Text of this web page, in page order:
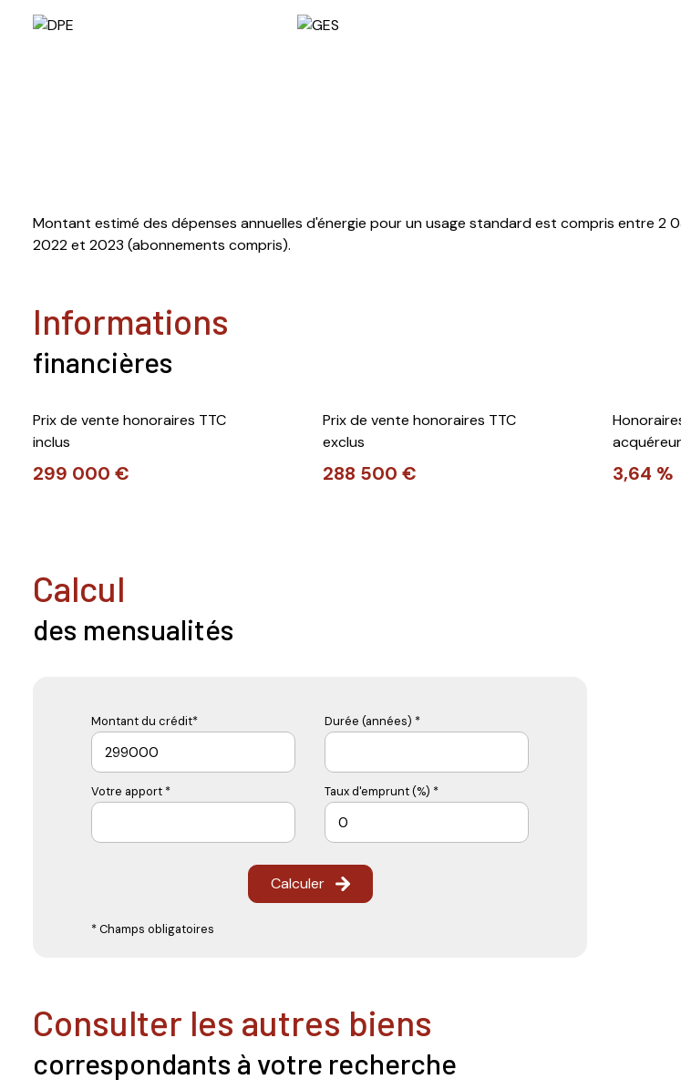
Montant estimé des dépenses annuelles d'énergie pour un usage standard est compris entre 2
2022 et 2023 (abonnements compris).
informations
financières
Prix de vente honoraires TTC
inclus
299 000 €
Prix de vente honoraires TTC
exclus
288 500 €
acquéreur
3,64 %
calcul
des mensualités
Montant du crédit* Durée (années) *
Votre apport * Taux d'emprunt (%) *
Calculer
* Champs obligatoires
consulter les autres biens
correspondants à votre recherche